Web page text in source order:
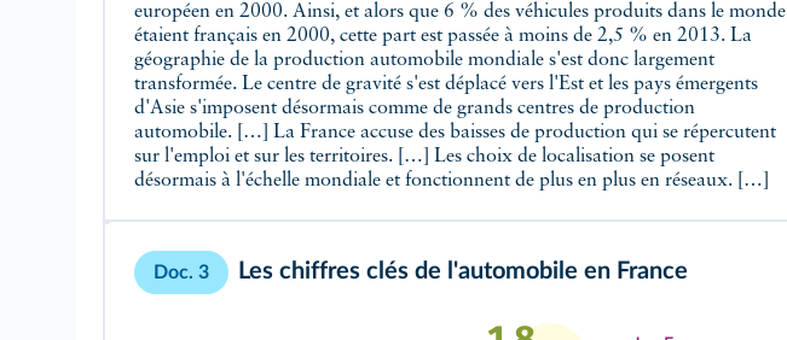
européen en 2000. Ainsi, et alors que 6 % des véhicules produits dans le monde
étaient français en 2000, cette part est passée à moins de 2,5 % en 2013. La
géographie de la production automobile mondiale s'est donc largement
transformée. Le centre de gravité s'est déplacé vers l'Est et les pays émergents
d'Asie s'imposent désormais comme de grands centres de production
automobile. […] La France accuse des baisses de production qui se répercutent
sur l'emploi et sur les territoires. […] Les choix de localisation se posent
désormais à l'échelle mondiale et fonctionnent de plus en plus en réseaux. […]
protectionnistes. L'entreprise, quant à elle, s'engageait à créer de la richesse. Or,
la mondialisation a modifié la donne et ces deux entités ne se situent plus sur les
Doc. 3 Les chiffres clés de l'automobile en France